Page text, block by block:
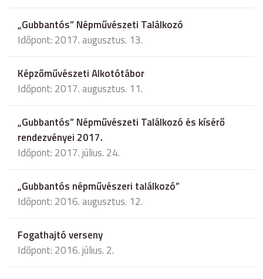
„Gubbantós” Népművészeti Találkozó
Időpont: 2017. augusztus. 13.
Képzőművészeti Alkotótábor
Időpont: 2017. augusztus. 11.
„Gubbantós” Népművészeti Találkozó és kísérő
rendezvényei 2017.
Időpont: 2017. július. 24.
„Gubbantós népművészeri találkozó”
Időpont: 2016. augusztus. 12.
Fogathajtó verseny
Időpont: 2016. július. 2.